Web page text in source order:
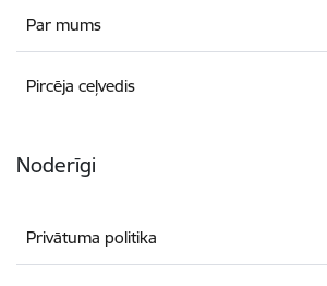
Par mums
Pircēja ceļvedis
Noderīgi
Privātuma politika